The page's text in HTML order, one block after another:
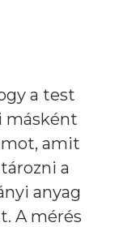
a test
másként
amit
a
anyag
A mérés